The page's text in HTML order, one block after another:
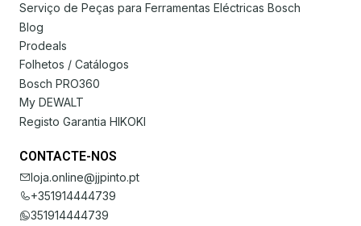
Serviço de Peças para Ferramentas Eléctricas Bosch
Blog
Prodeals
Folhetos / Catálogos
Bosch PRO360
My DEWALT
Registo Garantia HIKOKI
CONTACTE-NOS
loja.online@jjpinto.pt
+351914444739
351914444739